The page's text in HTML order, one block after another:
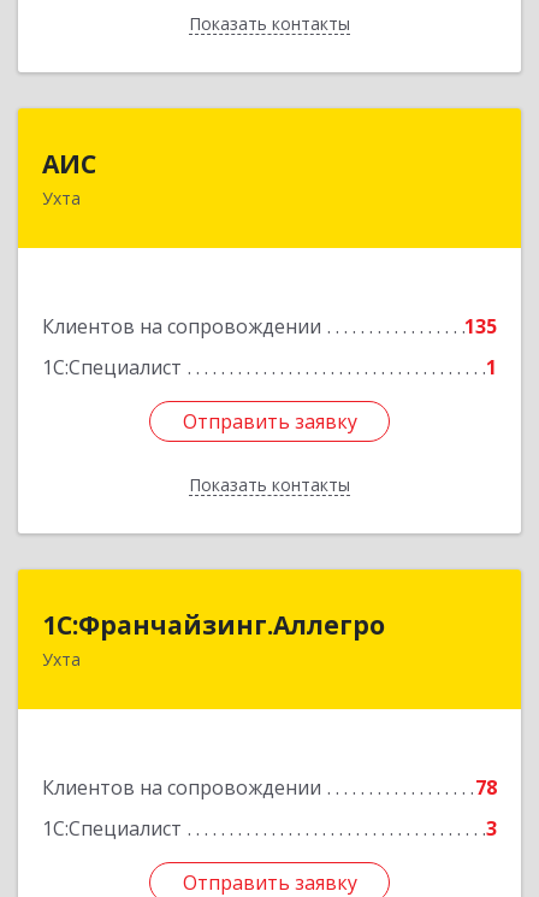
Показать контакты
Назад
АИС
Ухта
Клиентов на сопровождении
135
1С:Специалист
1
Отправить заявку
Показать контакты
169310, Коми Респ, Ухта г, Первомайская ул.,
Отправить заявку
Назад
1С:Франчайзинг.Аллегро
Ухта
Клиентов на сопровождении
78
1С:Специалист
3
Отправить заявку
1С:Франчайзинг.Аллегро
169304, Коми Респ, Ухта г, Чернова ул, дом №
Отправить заявку